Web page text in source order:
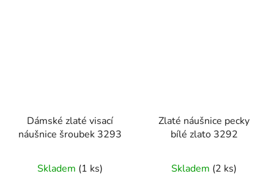
Dámské zlaté visací
náušnice šroubek 3293
hodnocení
Skladem (1 ks)
Zlaté náušnice pecky
bílé zlato 3292
Skladem (2 ks)